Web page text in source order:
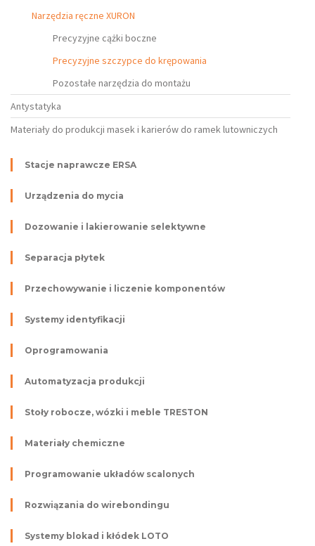
Narzędzia ręczne XURON
Precyzyjne cążki boczne
Precyzyjne szczypce do krępowania
Pozostałe narzędzia do montażu
Antystatyka
Materiały do produkcji masek i karierów do ramek lutowniczych
Stacje naprawcze ERSA
Urządzenia do mycia
Dozowanie i lakierowanie selektywne
Separacja płytek
Przechowywanie i liczenie komponentów
Systemy identyfikacji
Oprogramowania
Automatyzacja produkcji
Stoły robocze, wózki i meble TRESTON
Materiały chemiczne
Programowanie układów scalonych
Rozwiązania do wirebondingu
Systemy blokad i kłódek LOTO